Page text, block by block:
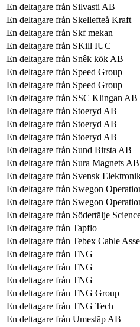
En deltagare från Silvasti AB
En deltagare från Skellefteå Kraft
En deltagare från Skf mekan
En deltagare från SKill IUC
En deltagare från Snêk kök AB
En deltagare från Speed Group
En deltagare från Speed Group
En deltagare från SSC Klingan AB
En deltagare från Stoeryd AB
En deltagare från Stoeryd AB
En deltagare från Stoeryd AB
En deltagare från Sund Birsta AB
En deltagare från Sura Magnets AB
En deltagare från Svensk
En deltagare från Swegon
En deltagare från Swegon
En deltagare från Södertälje
En deltagare från Tapflo
En deltagare från Tebex Cable
En deltagare från TNG
En deltagare från TNG
En deltagare från TNG
En deltagare från TNG Group
En deltagare från TNG Tech
En deltagare från Umesläp AB